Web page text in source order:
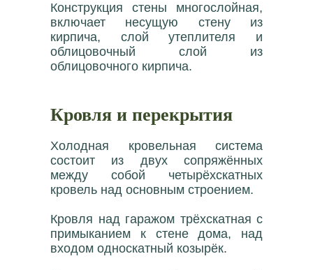
Конструкция стены многослойная,
включает несущую стену из
кирпича, слой утеплителя и
облицовочный слой из
облицовочного кирпича.
Кровля и перекрытия
Холодная кровельная система
состоит из двух сопряжённых
между собой четырёхскатных
кровель над основным строением.
Кровля над гаражом трёхскатная с
примыканием к стене дома, над
входом односкатный козырёк.